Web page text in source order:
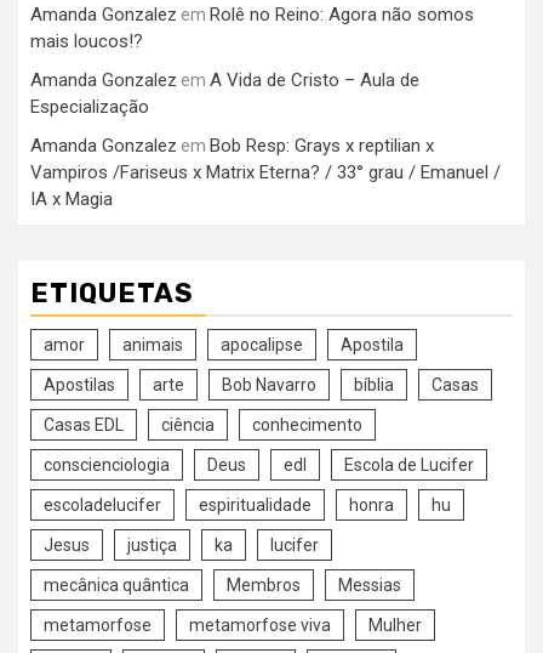
Amanda Gonzalez em Rolê no Reino: Agora não somos
mais loucos!?
Amanda Gonzalez em A Vida de Cristo – Aula de
Especialização
Amanda Gonzalez em Bob Resp: Grays x reptilian x
Vampiros /Fariseus x Matrix Eterna? / 33° grau / Emanuel /
IA x Magia
ETIQUETAS
amor animais apocalipse Apostila
Apostilas arte Bob Navarro bíblia Casas
Casas EDL ciência conhecimento
conscienciologia Deus edl Escola de Lucifer
escoladelucifer espiritualidade honra hu
Jesus justiça ka lucifer
mecânica quântica Membros Messias
metamorfose metamorfose viva Mulher